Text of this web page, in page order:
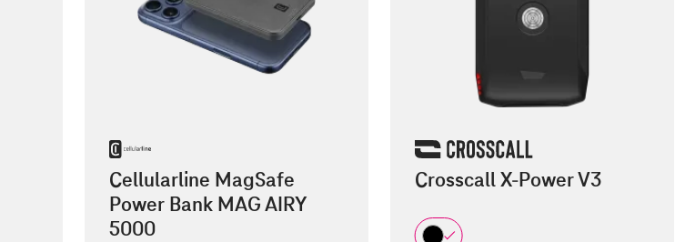
Cellularline MagSafe
Power Bank MAG AIRY
5000
Crosscall X-Power V3